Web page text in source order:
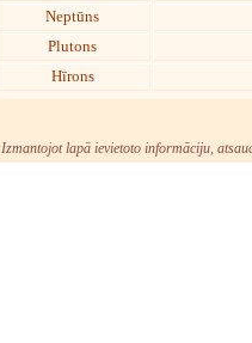
Neptūns
Plutons
Hīrons
Izmantojot lapā ievietoto informāciju,